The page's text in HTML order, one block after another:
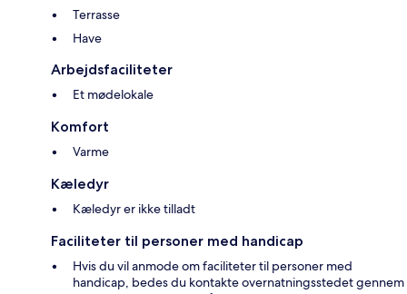
Terrasse
Have
Arbejdsfaciliteter
Et mødelokale
Komfort
Varme
Kæledyr
Kæledyr er ikke tilladt
Faciliteter til personer med handicap
Hvis du vil anmode om faciliteter til personer med
handicap, bedes du kontakte overnatningsstedet gennem